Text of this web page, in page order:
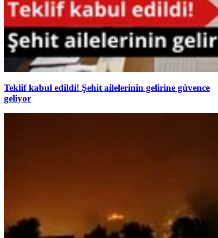
Teklif kabul edildi! Şehit ailelerinin gelirine güvence
geliyor